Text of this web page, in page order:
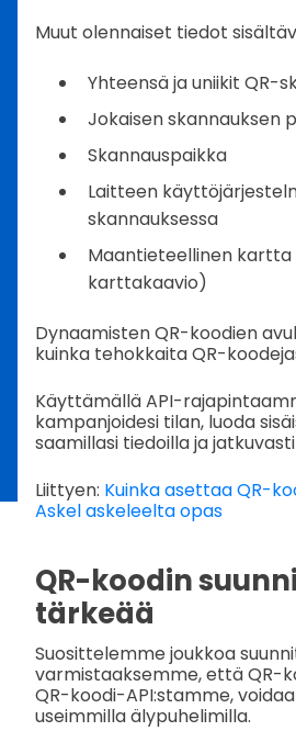
Muut olennaiset tiedot
Yhteensä ja uniikit QR-
Jokaisen skannauksen
Skannauspaikka
Laitteen
skannauksessa
Maantieteellinen kartta
karttakaavio)
Dynaamisten QR-koodien
kuinka tehokkaita QR-
Käyttämällä API-
kampanjoidesi tilan, luoda
saamillasi tiedoilla ja
Liittyen: Kuinka asettaa QR-
Askel askeleelta opas
QR-koodin
tärkeää
Suosittelemme joukkoa
varmistaaksemme, että QR-
QR-koodi-API:stamme,
useimmilla älypuhelimilla.